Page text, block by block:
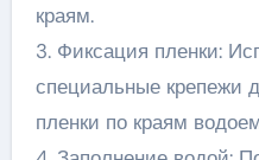
краям.
3. Фиксация пленки:
специальные крепежи
пленки по краям